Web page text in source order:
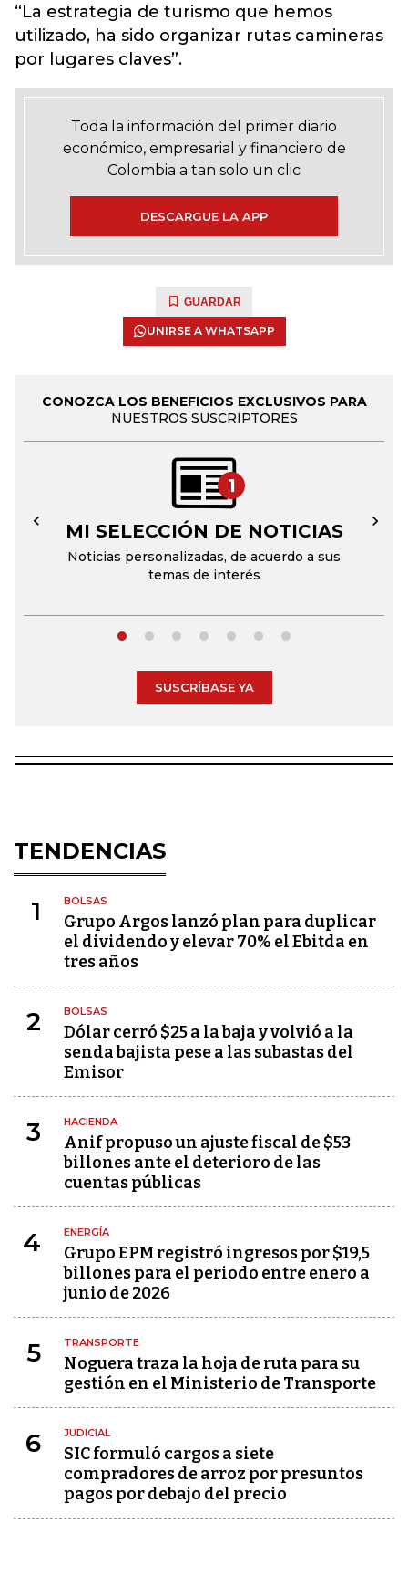
“La estrategia de turismo que hemos
utilizado, ha sido organizar rutas camineras
por lugares claves”.
Toda la información del primer diario
económico, empresarial y financiero de
Colombia a tan solo un clic
DESCARGUE LA APP
GUARDAR
UNIRSE A WHATSAPP
CONOZCA LOS BENEFICIOS EXCLUSIVOS PARA
NUESTROS SUSCRIPTORES
1
MI SELECCIÓN DE NOTICIAS
Noticias personalizadas, de acuerdo a sus
temas de interés
← →
SUSCRÍBASE YA
TENDENCIAS
1 BOLSAS
Grupo Argos lanzó plan para duplicar
el dividendo y elevar 70% el Ebitda en
tres años
2 BOLSAS
Dólar cerró $25 a la baja y volvió a la
senda bajista pese a las subastas del
Emisor
3 HACIENDA
Anif propuso un ajuste fiscal de $53
billones ante el deterioro de las
cuentas públicas
4 ENERGÍA
Grupo EPM registró ingresos por $19,5
billones para el periodo entre enero a
junio de 2026
5 TRANSPORTE
Noguera traza la hoja de ruta para su
gestión en el Ministerio de Transporte
6 JUDICIAL
SIC formuló cargos a siete
compradores de arroz por presuntos
pagos por debajo del precio